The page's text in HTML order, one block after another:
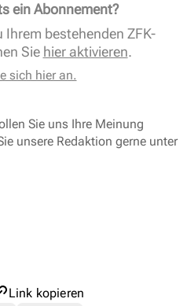
ein Abonnement?
Ihrem bestehenden ZFK-
Sie hier aktivieren.
sich hier an.
Sie uns Ihre Meinung
unsere Redaktion gerne unter
Link kopieren